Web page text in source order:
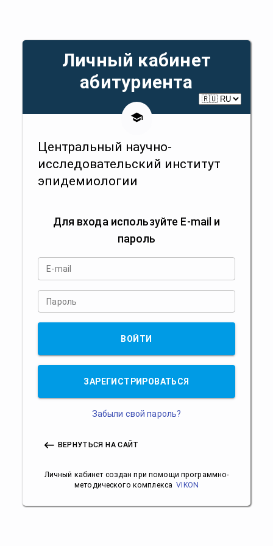
Личный кабинет
абитуриента
Центральный научно-
исследовательский институт
эпидемиологии
Для входа используйте E-mail и
пароль
E-mail
Пароль
ВОЙТИ
ЗАРЕГИСТРИРОВАТЬСЯ
Забыли свой пароль?
ВЕРНУТЬСЯ НА САЙТ
Личный кабинет создан при помощи программно-
методического комплексаVIKON